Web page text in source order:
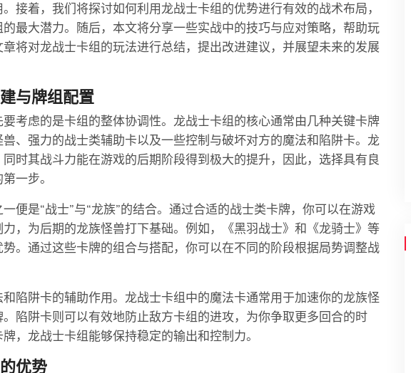
接着，我们将探讨如何利用龙战士卡组的优势进行有效的战术布局，
最大潜力。随后，本文将分享一些实战中的技巧与应对策略，帮助玩
将对龙战士卡组的玩法进行总结，提出改进建议，并展望未来的发展
与牌组配置
考虑的是卡组的整体协调性。龙战士卡组的核心通常由几种关键卡牌
、强力的战士类辅助卡以及一些控制与破坏对方的魔法和陷阱卡。龙
时其战斗力能在游戏的后期阶段得到极大的提升，因此，选择具有良
一步。
便是“战士”与“龙族”的结合。通过合适的战士类卡牌，你可以在游戏
，为后期的龙族怪兽打下基础。例如，《黑羽战士》和《龙骑士》等
。通过这些卡牌的组合与搭配，你可以在不同的阶段根据局势调整战
陷阱卡的辅助作用。龙战士卡组中的魔法卡通常用于加速你的龙族怪
陷阱卡则可以有效地防止敌方卡组的进攻，为你争取更多回合的时
，龙战士卡组能够保持稳定的输出和控制力。
优势